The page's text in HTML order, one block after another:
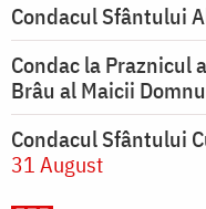
Condacul Sfântului
Condac la Praznicul
Brâu al Maicii
Condacul Sfântului
31 August